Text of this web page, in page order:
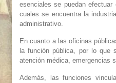
esenciales se puedan
cuales se encuentra la
administrativo.
En cuanto a las oficinas
la función pública, por lo que
atención médica, emergencias
Además, las funciones